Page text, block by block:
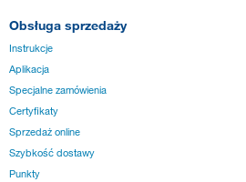
Obsługa sprzedaży
Instrukcje
Aplikacja
Specjalne zamówienia
Certyfikaty
Sprzedaż online
Szybkość dostawy
Punkty